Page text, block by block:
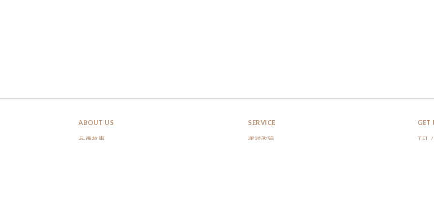
ABOUT US
品牌故事
SERVICE
運送政策
GET
TEL